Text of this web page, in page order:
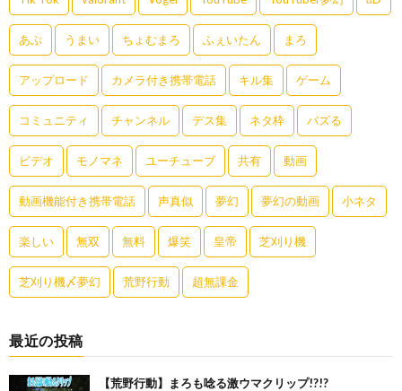
あぶ うまい ちょむまろ ふぇいたん まろ
アップロード カメラ付き携帯電話 キル集 ゲーム
コミュニティ チャンネル デス集 ネタ枠 バズる
ビデオ モノマネ ユーチューブ 共有 動画
動画機能付き携帯電話 声真似 夢幻 夢幻の動画 小ネタ
楽しい 無双 無料 爆笑 皇帝 芝刈り機
芝刈り機〆夢幻 荒野行動 超無課金
最近の投稿
【荒野行動】まろも唸る激ウマクリップ!?!?